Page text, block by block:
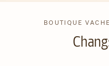
BOUTIQUE